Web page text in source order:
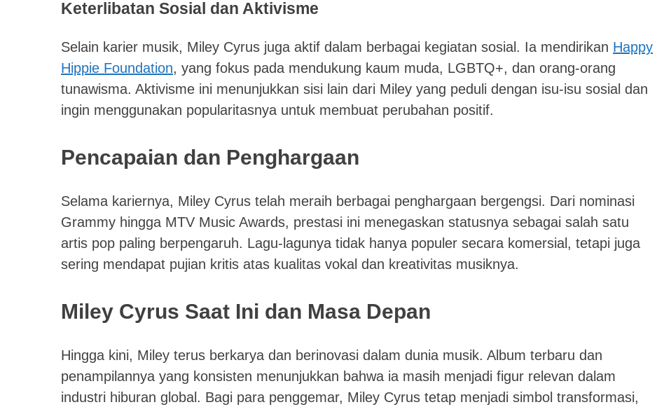
Keterlibatan Sosial dan Aktivisme
Selain karier musik, Miley Cyrus juga aktif dalam berbagai kegiatan sosial. Ia mendirikan Happy
Hippie Foundation, yang fokus pada mendukung kaum muda, LGBTQ+, dan orang-orang
tunawisma. Aktivisme ini menunjukkan sisi lain dari Miley yang peduli dengan isu-isu sosial dan
ingin menggunakan popularitasnya untuk membuat perubahan positif.
Pencapaian dan Penghargaan
Selama kariernya, Miley Cyrus telah meraih berbagai penghargaan bergengsi. Dari nominasi
Grammy hingga MTV Music Awards, prestasi ini menegaskan statusnya sebagai salah satu
artis pop paling berpengaruh. Lagu-lagunya tidak hanya populer secara komersial, tetapi juga
sering mendapat pujian kritis atas kualitas vokal dan kreativitas musiknya.
Miley Cyrus Saat Ini dan Masa Depan
Hingga kini, Miley terus berkarya dan berinovasi dalam dunia musik. Album terbaru dan
penampilannya yang konsisten menunjukkan bahwa ia masih menjadi figur relevan dalam
industri hiburan global. Bagi para penggemar, Miley Cyrus tetap menjadi simbol transformasi,